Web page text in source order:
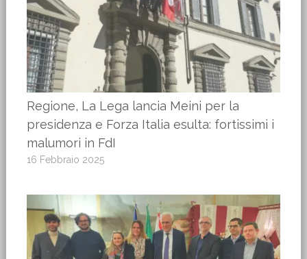
Regione, La Lega lancia Meini per la
presidenza e Forza Italia esulta: fortissimi i
malumori in FdI
16 Febbraio 2025